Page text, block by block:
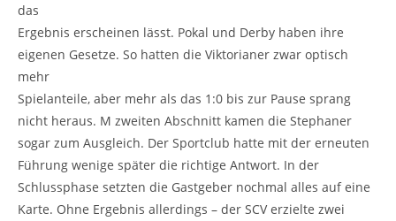
das
Ergebnis erscheinen lässt. Pokal und Derby haben ihre
eigenen Gesetze. So hatten die Viktorianer zwar optisch
mehr
Spielanteile, aber mehr als das 1:0 bis zur Pause sprang
nicht heraus. M zweiten Abschnitt kamen die Stephaner
sogar zum Ausgleich. Der Sportclub hatte mit der erneuten
Führung wenige später die richtige Antwort. In der
Schlussphase setzten die Gastgeber nochmal alles auf eine
Karte. Ohne Ergebnis allerdings – der SCV erzielte zwei